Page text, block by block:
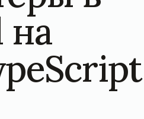
на